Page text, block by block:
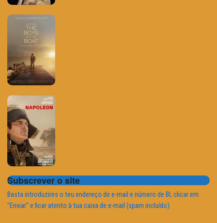
Subscrever o site
Basta introduzires o teu endereço de e-mail e número de BI, clicar em
"Enviar" e ficar atento à tua caixa de e-mail (spam incluído).